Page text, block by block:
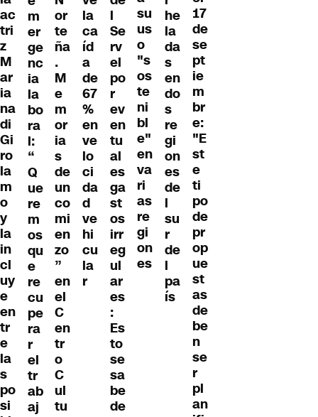
ac
tri
z
M
ar
ia
na
di
Gi
ro
la
m
o
y
la
in
cl
uy
e
en
tr
e
la
s
po
si
m
er
ge
nc
ia
la
bo
ra
l:
“
Q
ue
re
m
os
qu
e
re
cu
pe
ra
r
el
tr
ab
aj
or
te
ña
.
M
e
m
or
ia
s
de
un
co
mi
en
zo
”
en
el
C
en
tr
o
C
ul
tu
la
ca
íd
a
de
67
%
en
ve
lo
ci
da
d
ve
hi
cu
la
r
l
Se
rv
el
po
r
ev
en
tu
al
es
ga
st
os
irr
eg
ul
ar
es
:
Es
to
se
sa
be
de
su
us
o
"s
os
te
ni
bl
e"
en
va
ri
as
re
gi
on
es
he
la
da
s
en
do
s
re
gi
on
es
de
l
su
r
de
l
pa
ís
17
de
se
pt
ie
m
br
e:
"E
st
e
ti
po
de
pr
op
ue
st
as
de
be
n
se
r
pl
an